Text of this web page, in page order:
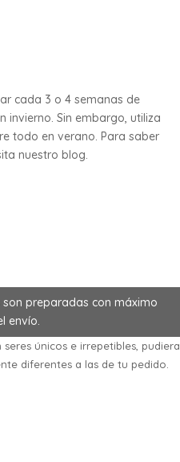
cada 3 o 4 semanas de
Sin embargo, utiliza
todo en verano. Para saber
nuestro blog.
son preparadas con máximo
envío.
únicos e irrepetibles, pudiera
diferentes a las de tu pedido.